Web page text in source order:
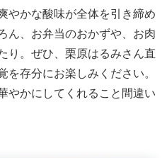
やかな酸味が全体を引き締め
ん、お弁当のおかずや、お肉
り。ぜひ、栗原はるみさん直
を存分にお楽しみください。
やかにしてくれること間違い